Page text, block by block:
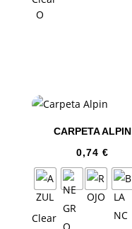
CARPETA ALPIN
0,74 €
Clear